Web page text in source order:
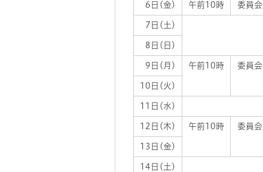
6日(金) 午前10時 委員会
7日(土)
8日(日)
9日(月) 午前10時 委員会
10日(火)
11日(水)
12日(木) 午前10時 委員会
13日(金)
14日(土)